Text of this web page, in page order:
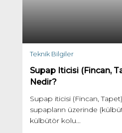
Teknik Bilgiler
Supap Iticisi (Fincan,
Nedir?
Supap iticisi (Fincan,
supapların üzerinde
külbütör kolu...